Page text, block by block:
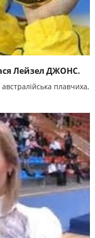
Лейзел ДЖОНС.
плавчиха,